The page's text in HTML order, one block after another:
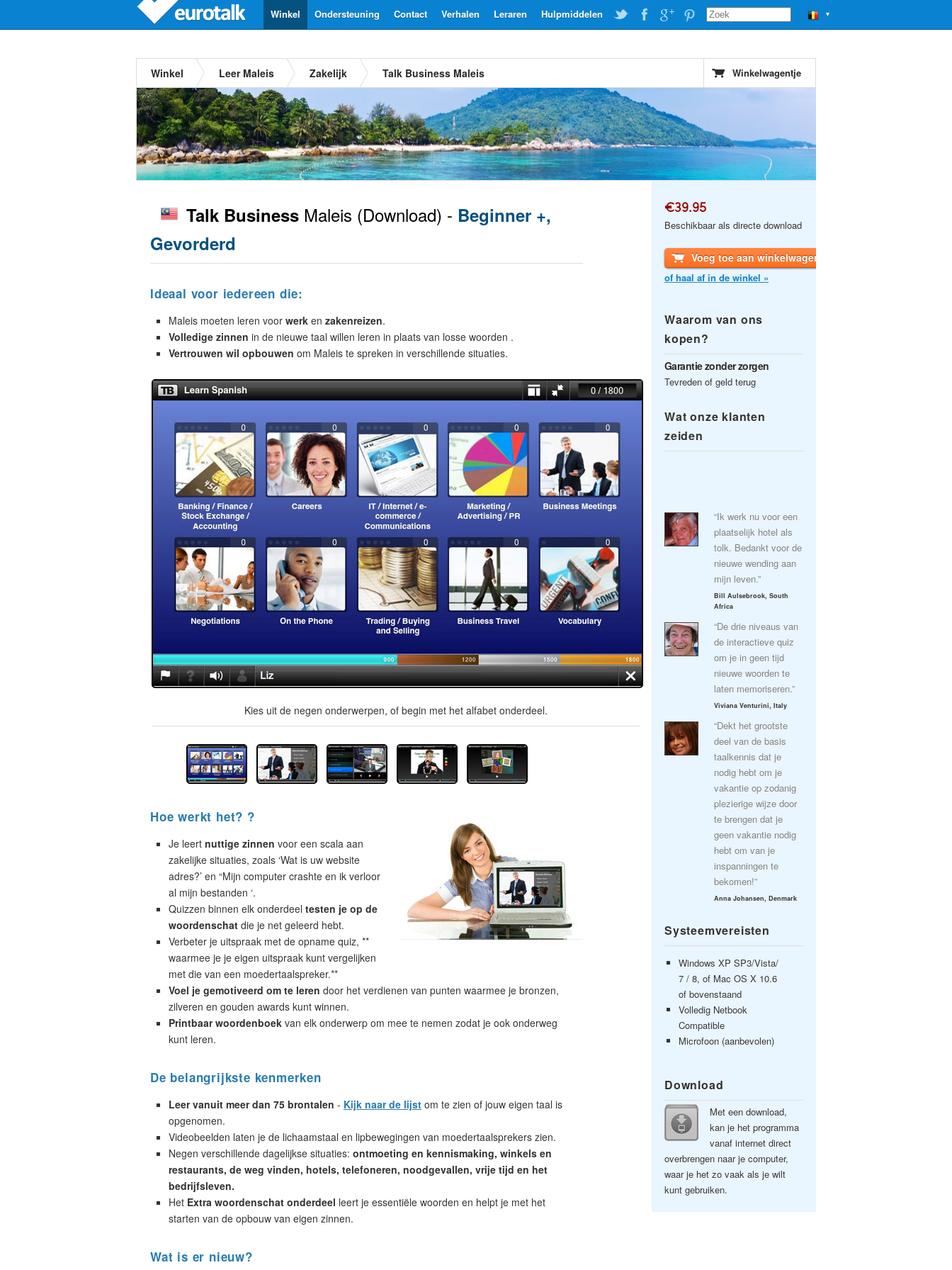
▼
Hulpmiddelen
Leraren
Verhalen
Contact
Ondersteuning
Winkel
Winkel Leer Maleis Zakelijk Talk Business Maleis Winkelwagentje
Talk Business Maleis (Download) - Beginner +,
Gevorderd
Ideaal voor iedereen die:
Maleis moeten leren voor werk en zakenreizen.
Volledige zinnen in de nieuwe taal willen leren in plaats van losse woorden .
Vertrouwen wil opbouwen om Maleis te spreken in verschillende situaties.
Kies uit de negen onderwerpen, of begin met het alfabet onderdeel.
Hoe werkt het? ?
Je leert nuttige zinnen voor een scala aan
zakelijke situaties, zoals ‘Wat is uw website
adres?’ en “Mijn computer crashte en ik verloor
al mijn bestanden ‘.
Quizzen binnen elk onderdeel testen je op de
woordenschat die je net geleerd hebt.
Verbeter je uitspraak met de opname quiz, **
waarmee je je eigen uitspraak kunt vergelijken
met die van een moedertaalspreker.**
Voel je gemotiveerd om te leren door het verdienen van punten waarmee je bronzen,
zilveren en gouden awards kunt winnen.
Printbaar woordenboek van elk onderwerp om mee te nemen zodat je ook onderweg
kunt leren.
De belangrijkste kenmerken
Leer vanuit meer dan 75 brontalen - Kijk naar de lijst om te zien of jouw eigen taal is
opgenomen.
Videobeelden laten je de lichaamstaal en lipbewegingen van moedertaalsprekers zien.
Negen verschillende dagelijkse situaties: ontmoeting en kennismaking, winkels en
restaurants, de weg vinden, hotels, telefoneren, noodgevallen, vrije tijd en het
bedrijfsleven.
Het Extra woordenschat onderdeel leert je essentiële woorden en helpt je met het
starten van de opbouw van eigen zinnen.
Wat is er nieuw?
€39.95
Beschikbaar als directe download
Voeg toe aan winkelwagen
of haal af in de winkel »
Waarom van ons
kopen?
Garantie zonder zorgen
Tevreden of geld terug
Wat onze klanten
zeiden
“Ik werk nu voor een
plaatselijk hotel als
tolk. Bedankt voor de
nieuwe wending aan
mijn leven.”
Bill Aulsebrook, South
Africa
“De drie niveaus van
de interactieve quiz
om je in geen tijd
nieuwe woorden te
laten memoriseren.”
Viviana Venturini, Italy
“Dekt het grootste
deel van de basis
taalkennis dat je
nodig hebt om je
vakantie op zodanig
plezierige wijze door
te brengen dat je
geen vakantie nodig
hebt om van je
inspanningen te
bekomen!”
Anna Johansen, Denmark
Systeemvereisten
Windows XP SP3/Vista/
7 / 8, of Mac OS X 10.6
of bovenstaand
Volledig Netbook
Compatible
Microfoon (aanbevolen)
Download
Met een download,
kan je het programma
vanaf internet direct
overbrengen naar je computer,
waar je het zo vaak als je wilt
kunt gebruiken.